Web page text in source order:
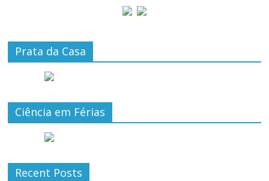
Prata da Casa
Ciência em Férias
Recent Posts